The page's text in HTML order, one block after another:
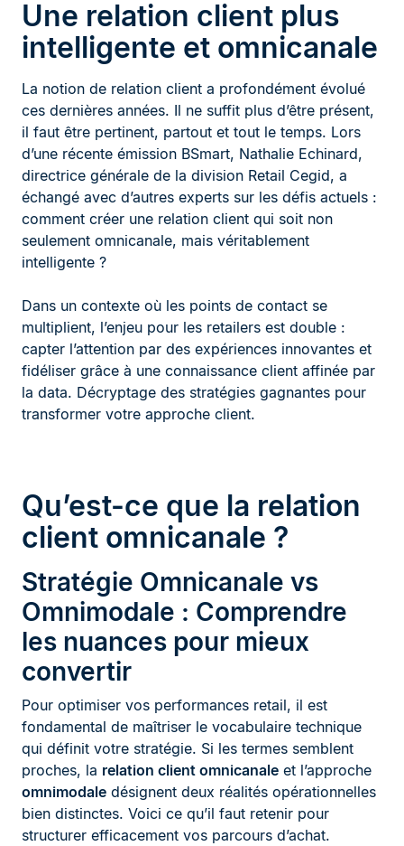
Une relation client plus
intelligente et omnicanale
La notion de relation client a profondément évolué
ces dernières années. Il ne suffit plus d’être présent,
il faut être pertinent, partout et tout le temps. Lors
d’une récente émission BSmart, Nathalie Echinard,
directrice générale de la division Retail Cegid, a
échangé avec d’autres experts sur les défis actuels :
comment créer une relation client qui soit non
seulement omnicanale, mais véritablement
intelligente ?
Dans un contexte où les points de contact se
multiplient, l’enjeu pour les retailers est double :
capter l’attention par des expériences innovantes et
fidéliser grâce à une connaissance client affinée par
la data. Décryptage des stratégies gagnantes pour
transformer votre approche client.
Qu’est-ce que la relation
client omnicanale ?
Stratégie Omnicanale vs
Omnimodale : Comprendre
les nuances pour mieux
convertir
Pour optimiser vos performances retail, il est
fondamental de maîtriser le vocabulaire technique
qui définit votre stratégie. Si les termes semblent
proches, la relation client omnicanale et l’approche
omnimodale désignent deux réalités opérationnelles
bien distinctes. Voici ce qu’il faut retenir pour
structurer efficacement vos parcours d’achat.